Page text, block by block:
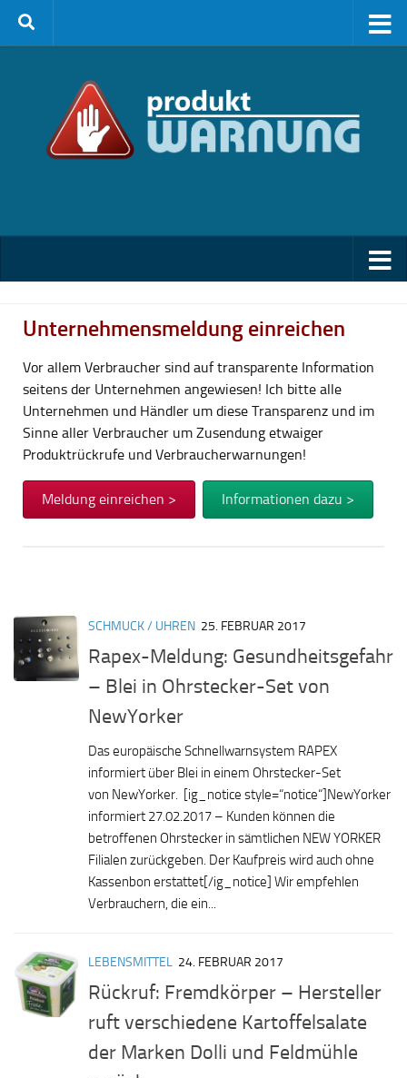
Zum Inhalt springen
Unternehmensmeldung einreichen
Vor allem Verbraucher sind auf transparente Information
seitens der Unternehmen angewiesen! Ich bitte alle
Unternehmen und Händler um diese Transparenz und im
Sinne aller Verbraucher um Zusendung etwaiger
Produktrückrufe und Verbraucherwarnungen!
Meldung einreichen > Informationen dazu >
SCHMUCK / UHREN 25. FEBRUAR 2017
Rapex-Meldung: Gesundheitsgefahr
– Blei in Ohrstecker-Set von
NewYorker
Das europäische Schnellwarnsystem RAPEX
informiert über Blei in einem Ohrstecker-Set
von NewYorker. [ig_notice style=“notice“]NewYorker
informiert 27.02.2017 – Kunden können die
betroffenen Ohrstecker in sämtlichen NEW YORKER
Filialen zurückgeben. Der Kaufpreis wird auch ohne
Kassenbon erstattet[/ig_notice] Wir empfehlen
Verbrauchern, die ein...
LEBENSMITTEL 24. FEBRUAR 2017
Rückruf: Fremdkörper – Hersteller
ruft verschiedene Kartoffelsalate
der Marken Dolli und Feldmühle